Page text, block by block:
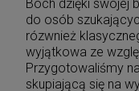
Boch dzięki swojej
do osób
rózwnież
wyjątkowa ze
Przygotowaliśmy
skupiającą się na